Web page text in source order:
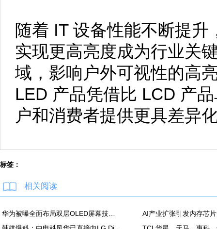
随着 IT 设备性能不断提
实现更高亮度成为行业关
域，影响户外可视性的高
LED 产品凭借比 LCD 产
户和消费者提供更具差异
标签：
相关阅读